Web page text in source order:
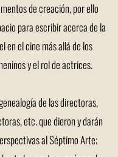
de creación, por ello
para escribir acerca de la
en el cine más allá de los
y el rol de actrices.
de las directoras,
etc. que dieron y darán
al Séptimo Arte;